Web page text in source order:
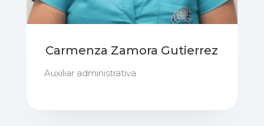
Carmenza Zamora Gutierrez
Auxiliar administrativa